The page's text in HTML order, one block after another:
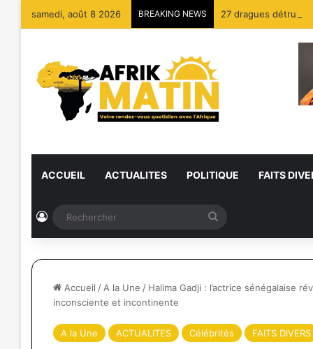
samedi, août 8 2026 BREAKING NEWS 27 dragues
ACCUEIL ACTUALITES POLITIQUE FAITS
Connexion
Accueil / A la Une / Halima Gadji : l’actrice sénégalaise
inconsciente et incontinente
A la Une ACTUALITES Célébrités FAITS DIVERS